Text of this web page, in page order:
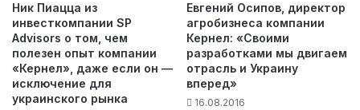
Ник Пиацца из
инвесткомпании SP
Advisors о том, чем
полезен опыт компании
«Кернел», даже если он —
исключение для
украинского рынка
Евгений Осипов, директор
агробизнеса компании
Кернел: «Своими
разработками мы двигаем
отрасль и Украину
вперед»
16.08.2016